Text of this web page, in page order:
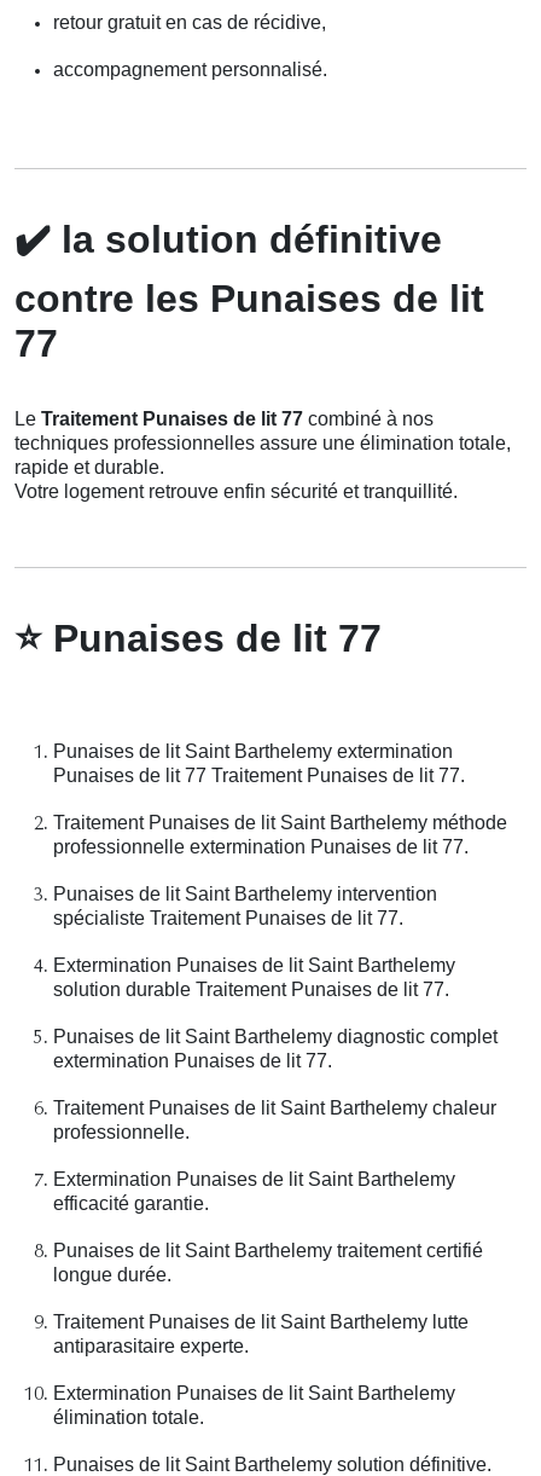
retour gratuit en cas de récidive,
accompagnement personnalisé.
✔️ la solution définitive
contre les Punaises de lit
77
Le Traitement Punaises de lit 77 combiné à nos
techniques professionnelles assure une élimination totale,
rapide et durable.
Votre logement retrouve enfin sécurité et tranquillité.
⭐Punaises de lit 77
Punaises de lit Saint Barthelemy extermination
Punaises de lit 77 Traitement Punaises de lit 77.
Traitement Punaises de lit Saint Barthelemy méthode
professionnelle extermination Punaises de lit 77.
Punaises de lit Saint Barthelemy intervention
spécialiste Traitement Punaises de lit 77.
Extermination Punaises de lit Saint Barthelemy
solution durable Traitement Punaises de lit 77.
Punaises de lit Saint Barthelemy diagnostic complet
extermination Punaises de lit 77.
Traitement Punaises de lit Saint Barthelemy chaleur
professionnelle.
Extermination Punaises de lit Saint Barthelemy
efficacité garantie.
Punaises de lit Saint Barthelemy traitement certifié
longue durée.
Traitement Punaises de lit Saint Barthelemy lutte
antiparasitaire experte.
Extermination Punaises de lit Saint Barthelemy
élimination totale.
Punaises de lit Saint Barthelemy solution définitive.